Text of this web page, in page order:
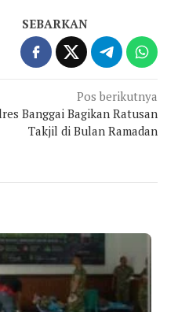
SEBARKAN
Pos berikutnya
Banggai Bagikan Ratusan
Takjil di Bulan Ramadan